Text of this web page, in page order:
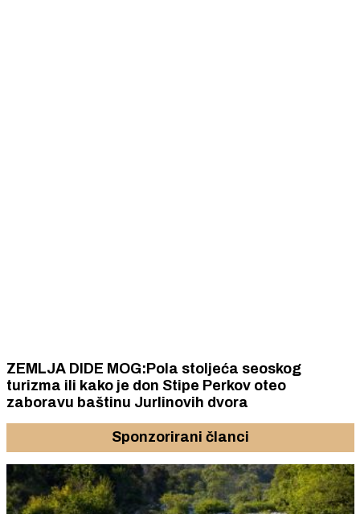
ZEMLJA DIDE MOG:Pola stoljeća seoskog
turizma ili kako je don Stipe Perkov oteo
zaboravu baštinu Jurlinovih dvora
Sponzorirani članci